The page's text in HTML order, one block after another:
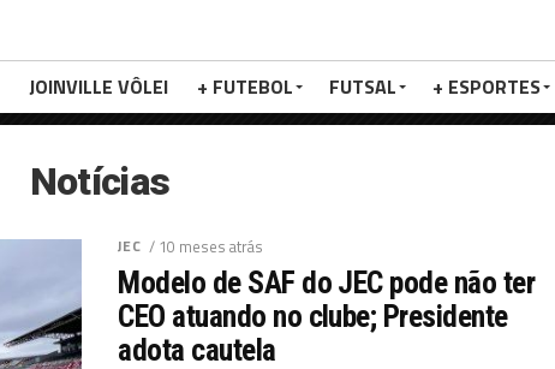
JOINVILLE VÔLEI + FUTEBOL FUTSAL + ESPORTES
Notícias
JEC / 10 meses atrás
Modelo de SAF do JEC pode não ter
CEO atuando no clube; Presidente
adota cautela